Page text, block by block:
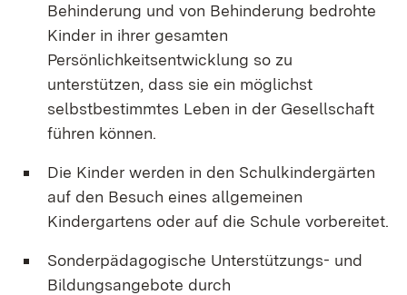
Behinderung und von Behinderung bedrohte
Kinder in ihrer gesamten
Persönlichkeitsentwicklung so zu
unterstützen, dass sie ein möglichst
selbstbestimmtes Leben in der Gesellschaft
führen können.
Die Kinder werden in den Schulkindergärten
auf den Besuch eines allgemeinen
Kindergartens oder auf die Schule vorbereitet.
Sonderpädagogische Unterstützungs- und
Bildungsangebote durch